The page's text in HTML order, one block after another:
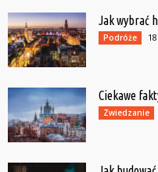
Jak wybrać
Podróże
Ciekawe
Zwiedzanie